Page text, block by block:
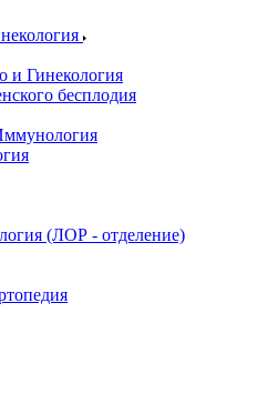
и Гинекология
бесплодия
(ЛОР - отделение)